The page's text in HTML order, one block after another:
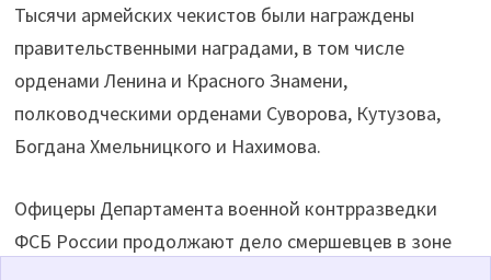
Тысячи армейских чекистов были награждены
правительственными наградами, в том числе
орденами Ленина и Красного Знамени,
полководческими орденами Суворова, Кутузова,
Богдана Хмельницкого и Нахимова.
Офицеры Департамента военной контрразведки
ФСБ России продолжают дело смершевцев в зоне